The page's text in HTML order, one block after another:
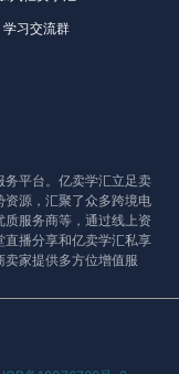
学习交流群
平台。亿卖学汇立足卖
源，汇聚了众多跨境电
服务商等，通过线上资
播分享和亿卖学汇私享
家提供多方位增值服